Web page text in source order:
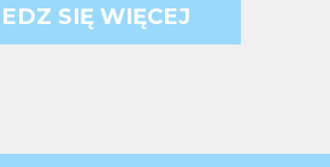
SIĘ WIĘCEJ